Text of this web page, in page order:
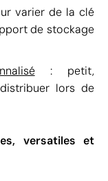
varier de la clé
de stockage
: petit,
lors de
versatiles et